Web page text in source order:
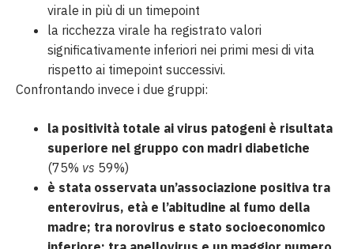
virale in più di un timepoint
la ricchezza virale ha registrato valori
significativamente inferiori nei primi mesi di vita
rispetto ai timepoint successivi.
Confrontando invece i due gruppi:
la positività totale ai virus patogeni è risultata
superiore nel gruppo con madri diabetiche
(75% vs 59%)
è stata osservata un’associazione positiva tra
enterovirus, età e l’abitudine al fumo della
madre; tra norovirus e stato socioeconomico